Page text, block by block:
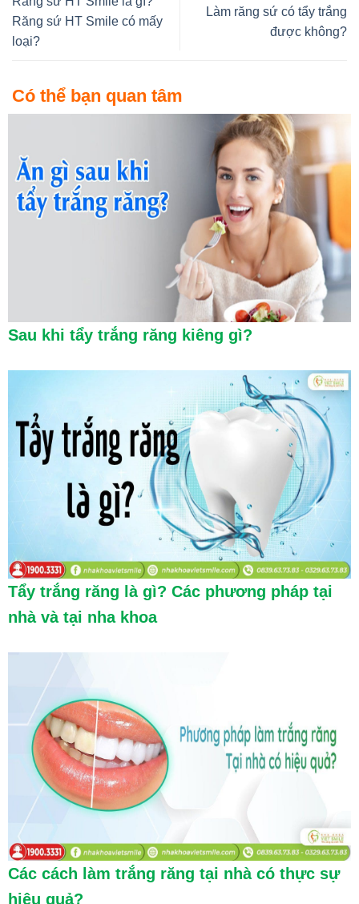
Răng sứ HT Smile có mấy
loại?
Làm răng sứ có tẩy trắng
được không?
Có thể bạn quan tâm
Sau khi tẩy trắng răng kiêng gì?
Tẩy trắng răng là gì? Các phương pháp tại
nhà và tại nha khoa
Các cách làm trắng răng tại nhà có thực sự
hiệu quả?